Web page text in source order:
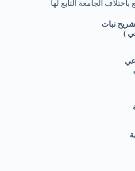
الجامعة التابع لها
نبات
)